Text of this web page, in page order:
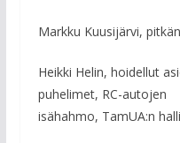
Markku Kuusijärvi,
Heikki Helin, hoidellut
puhelimet, RC-autojen
isähahmo, TamUA:n